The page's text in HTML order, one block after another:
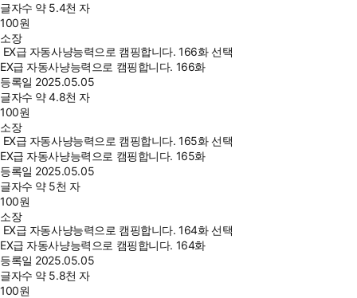
글자수 약 5.4천 자
100원
소장
EX급 자동사냥능력으로 캠핑합니다. 166화 선택
EX급 자동사냥능력으로 캠핑합니다. 166화
등록일 2025.05.05
글자수 약 4.8천 자
100원
소장
EX급 자동사냥능력으로 캠핑합니다. 165화 선택
EX급 자동사냥능력으로 캠핑합니다. 165화
등록일 2025.05.05
글자수 약 5천 자
100원
소장
EX급 자동사냥능력으로 캠핑합니다. 164화 선택
EX급 자동사냥능력으로 캠핑합니다. 164화
등록일 2025.05.05
글자수 약 5.8천 자
100원